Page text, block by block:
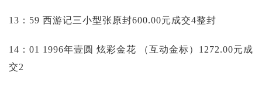
13：59 西游记三小型张原封600.00元成交4整封
14：01 1996年壹圆 炫彩金花 （互动金标）1272.00元成
交2